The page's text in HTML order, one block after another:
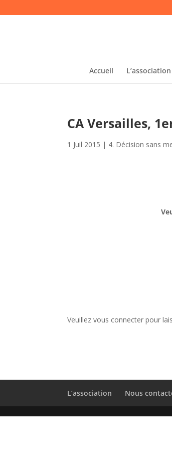
Accueil L’association
CA Versailles,
1 Juil 2015 | 4. Décision sans
Veuillez vous connecter pour
L’association Nous